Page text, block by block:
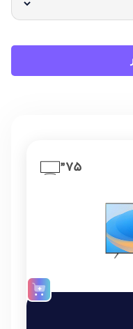
75”